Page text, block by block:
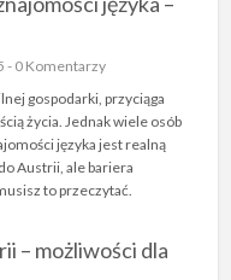
-0 Komentarzy
gospodarki, przyciąga
życia. Jednak wiele osób
języka jest realną
Austrii, ale bariera
to przeczytać.
– możliwości dla